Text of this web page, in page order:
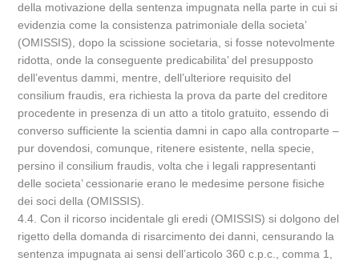
della motivazione della sentenza impugnata nella parte in cui si
evidenzia come la consistenza patrimoniale della societa’
(OMISSIS), dopo la scissione societaria, si fosse notevolmente
ridotta, onde la conseguente predicabilita’ del presupposto
dell’eventus dammi, mentre, dell’ulteriore requisito del
consilium fraudis, era richiesta la prova da parte del creditore
procedente in presenza di un atto a titolo gratuito, essendo di
converso sufficiente la scientia damni in capo alla controparte –
pur dovendosi, comunque, ritenere esistente, nella specie,
persino il consilium fraudis, volta che i legali rappresentanti
delle societa’ cessionarie erano le medesime persone fisiche
dei soci della (OMISSIS).
4.4. Con il ricorso incidentale gli eredi (OMISSIS) si dolgono del
rigetto della domanda di risarcimento dei danni, censurando la
sentenza impugnata ai sensi dell’articolo 360 c.p.c., comma 1,